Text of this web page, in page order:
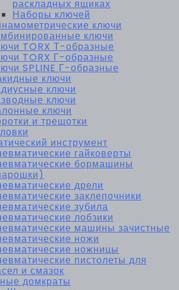
раскладных ящиках
Наборы ключей
ключи
ключи
TORX Т-образные
TORX Г-образные
SPLINE Г-образные
ключи
ключи
ключи
ключи
и трещотки
инструмент
гайковерты
бормашины
дрели
заклепочники
зубила
лобзики
машины зачистные
ножи
ножницы
пистолеты для
и смазок
домкраты